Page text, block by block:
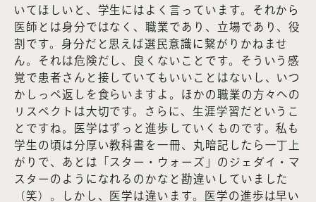
いてほしいと、学生にはよく言っています。それから
医師とは身分ではなく、職業であり、立場であり、役
割です。身分だと思えば選民意識に繋がりかねませ
ん。それは危険だし、良くないことです。そういう感
覚で患者さんと接していてもいいことはないし、いつ
かしっぺ返しを食らいますよ。ほかの職業の方々への
リスペクトは大切です。さらに、生涯学習だというこ
とですね。医学はずっと進歩していくものです。私も
学生の頃は分厚い教科書を一冊、丸暗記したら一丁上
がりで、あとは「スター・ウォーズ」のジェダイ・マ
スターのようになれるのかなと勘違いしていました
（笑）。しかし、医学は違います。医学の進歩は早い